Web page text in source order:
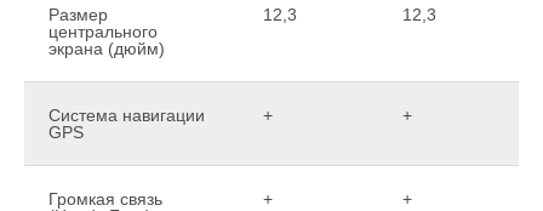
Размер
центрального
экрана (дюйм)
12,3 12,3
Система навигации
GPS
+ +
Громкая связь
+ +